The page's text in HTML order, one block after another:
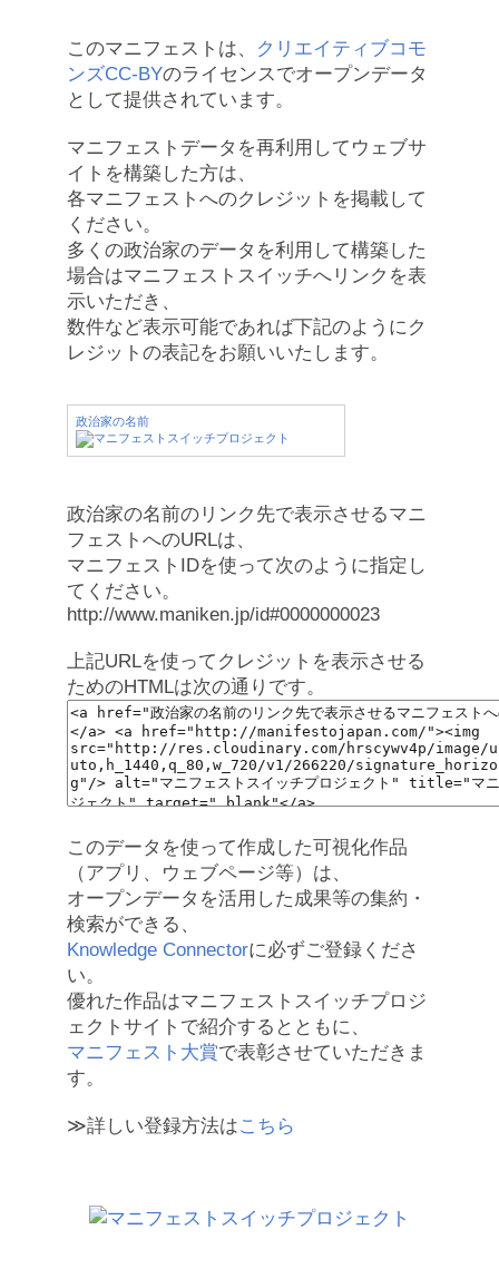
このマニフェストは、
クリエイティブコモ
ンズCC-BYのライセンスでオープンデータ
として提供されています。
マニフェストデータを再利用してウェブサ
イトを構築した方は、
各マニフェストへのクレジットを掲載して
ください。
多くの政治家のデータを利用して構築した
場合はマニフェストスイッチへリンクを表
示いただき、
数件など表示可能であれば下記のようにク
レジットの表記をお願いいたします。
政治家の名前
政治家の名前のリンク先で表示させるマニ
フェストへのURLは、
マニフェストIDを使って次のように指定し
てください。
http://www.maniken.jp/id#0000000023
上記URLを使ってクレジットを表示させる
ためのHTMLは次の通りです。
このデータを使って作成した可視化作品
（アプリ、ウェブページ等）は、
オープンデータを活用した成果等の集約・
検索ができる、
Knowledge Connectorに必ずご登録くださ
い。
優れた作品はマニフェストスイッチプロジ
ェクトサイトで紹介するとともに、
マニフェスト大賞で表彰させていただきま
す。
≫詳しい登録方法はこちら